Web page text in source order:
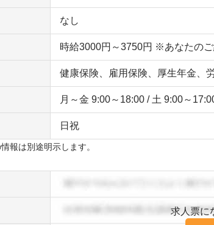
なし
時給3000円～3750円 ※あなたの
健康保険、雇用保険、厚生年金、
月～金 9:00～18:00 / 土 9:00～
日祝
報は別途明示します。
求人票に